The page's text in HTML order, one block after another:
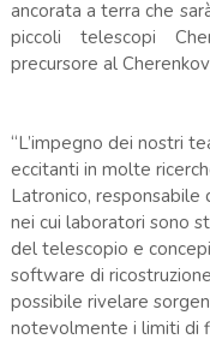
ancorata a terra che
piccoli telescopi
precursore al
“L’impegno dei nostri
eccitanti in molte
Latronico, responsabile
nei cui laboratori sono
del telescopio e
software di
possibile rivelare
notevolmente i limiti di